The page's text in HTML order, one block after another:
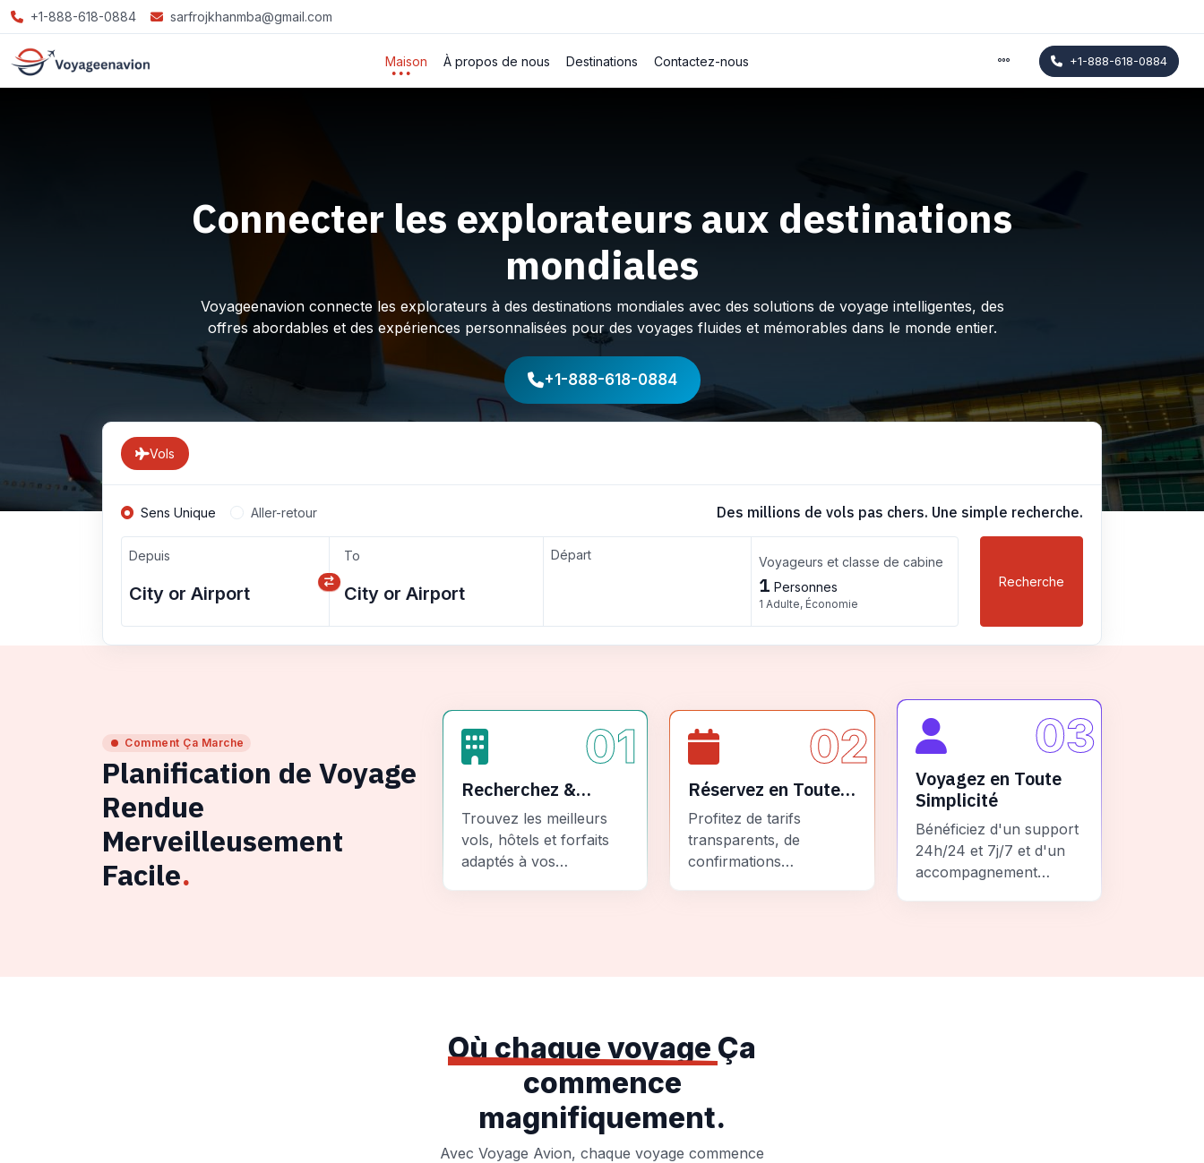
+1-888-618-0884 sarfrojkhanmba@gmail.com
Maison À propos de nous Destinations Contactez-nous +1-888-618-0884
Connecter les explorateurs aux destinations
mondiales
Voyageenavion connecte les explorateurs à des destinations mondiales avec des solutions de voyage intelligentes, des
offres abordables et des expériences personnalisées pour des voyages fluides et mémorables dans le monde entier.
+1-888-618-0884
Vols
Sens Unique Aller-retour Des millions de vols pas chers. Une simple recherche.
Depuis To Départ Voyageurs et classe de cabine
1 Personnes
1 Adulte, Économie
Recherche
Comment Ça Marche
Planification de Voyage
Rendue
Merveilleusement
Facile.
01
Recherchez &
Comparez
Trouvez les meilleurs
vols, hôtels et forfaits
adaptés à vos
02
Réservez en Toute
Sécurité
Profitez de tarifs
transparents, de
confirmations
03
Voyagez en Toute
Simplicité
Bénéficiez d'un support
24h/24 et 7j/7 et d'un
accompagnement
Où chaque voyage Ça
commence
magnifiquement.
Avec Voyage Avion, chaque voyage commence